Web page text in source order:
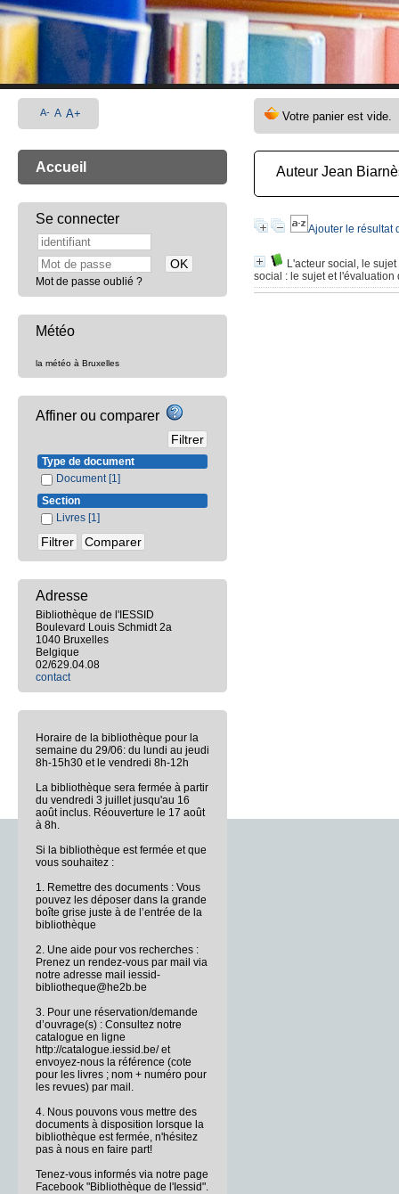
Auteur Jean
Ajouter le résultat
L'acteur social, le
social : le sujet et
A- A A+
Accueil
Se connecter
Mot de passe oublié ?
Météo
la météo à Bruxelles
Affiner ou comparer
Type de document
Document [1]
Section
Livres [1]
Adresse
Bibliothèque de l'IESSID
Boulevard Louis Schmidt 2a
1040 Bruxelles
Belgique
02/629.04.08
contact
Horaire de la bibliothèque pour la
semaine du 29/06: du lundi au jeudi
8h-15h30 et le vendredi 8h-12h
La bibliothèque sera fermée à partir
du vendredi 3 juillet jusqu'au 16
août inclus. Réouverture le 17 août
à 8h.
Si la bibliothèque est fermée et que
vous souhaitez :
1. Remettre des documents : Vous
pouvez les déposer dans la grande
boîte grise juste à de l’entrée de la
bibliothèque
2. Une aide pour vos recherches :
Prenez un rendez-vous par mail via
notre adresse mail iessid-
bibliotheque@he2b.be
3. Pour une réservation/demande
d’ouvrage(s) : Consultez notre
catalogue en ligne
http://catalogue.iessid.be/ et
envoyez-nous la référence (cote
pour les livres ; nom + numéro pour
les revues) par mail.
4. Nous pouvons vous mettre des
documents à disposition lorsque la
bibliothèque est fermée, n'hésitez
pas à nous en faire part!
Tenez-vous informés via notre page
Facebook "Bibliothèque de l'Iessid".